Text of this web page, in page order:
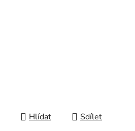
Hlídat Sdílet